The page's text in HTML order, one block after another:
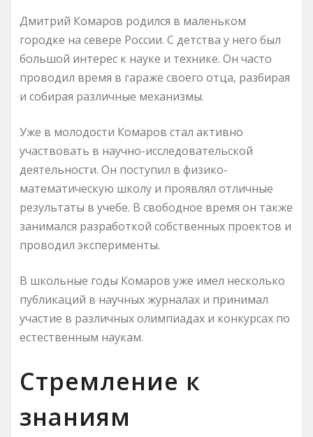
Дмитрий Комаров родился в маленьком
городке на севере России. С детства у него был
большой интерес к науке и технике. Он часто
проводил время в гараже своего отца, разбирая
и собирая различные механизмы.
Уже в молодости Комаров стал активно
участвовать в научно-исследовательской
деятельности. Он поступил в физико-
математическую школу и проявлял отличные
результаты в учебе. В свободное время он также
занимался разработкой собственных проектов и
проводил эксперименты.
В школьные годы Комаров уже имел несколько
публикаций в научных журналах и принимал
участие в различных олимпиадах и конкурсах по
естественным наукам.
Стремление к
знаниям